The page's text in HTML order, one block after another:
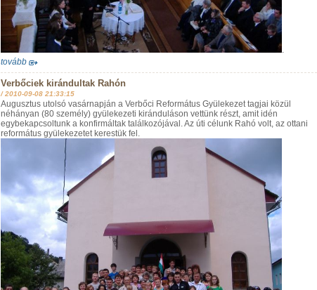
.
tovább
Verbőciek kirándultak Rahón
/2010-09-08 21:33:15
Augusztus utolsó vasárnapján a Verbőci Református Gyülekezet tagjai közül
néhányan (80 személy) gyülekezeti kiránduláson vettünk részt, amit idén
egybekapcsoltunk a konfirmáltak találkozójával. Az úti célunk Rahó volt, az ottani
református gyülekezetet kerestük fel.